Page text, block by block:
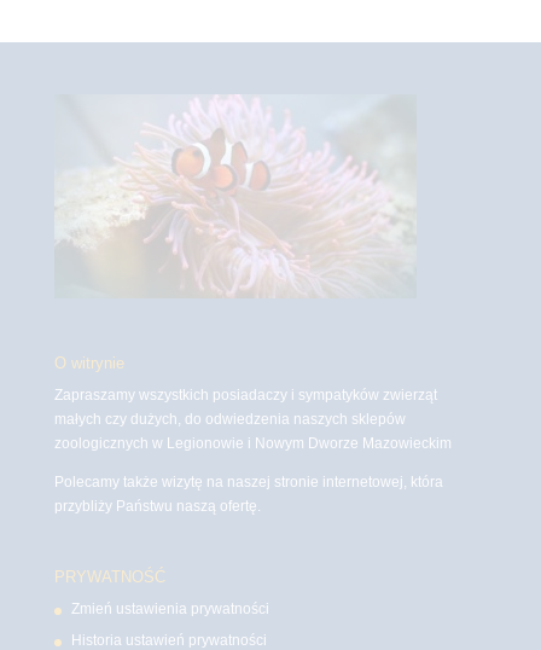
O witrynie
Zapraszamy wszystkich posiadaczy i sympatyków zwierząt
małych czy dużych, do odwiedzenia naszych sklepów
zoologicznych w Legionowie i Nowym Dworze Mazowieckim
Polecamy także wizytę na naszej stronie internetowej, która
przybliży Państwu naszą ofertę.
PRYWATNOŚĆ
Zmień ustawienia prywatności
Historia ustawień prywatności